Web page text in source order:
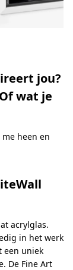
jou?
wat je
heen en
acrylglas.
in het werk
een uniek
De Fine Art